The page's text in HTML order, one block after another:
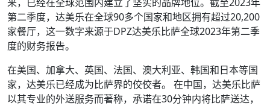
第二季度，达美乐在全球90多个国家和地区拥有超过20,200
家餐厅，这一数字来源于DPZ达美乐比萨全球2023年第二季
度的财务报告。
在美国、加拿大、英国、法国、澳大利亚、韩国和日本等国
家，达美乐已经成为比萨界的佼佼者。 在中国，达美乐比萨
以其专业的外送服务而著称，承诺在30分钟内将比萨送达，